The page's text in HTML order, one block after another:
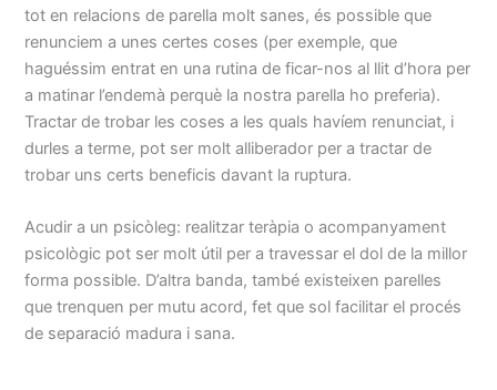
tot en relacions de parella molt sanes, és possible que
renunciem a unes certes coses (per exemple, que
haguéssim entrat en una rutina de ficar-nos al llit d’hora per
a matinar l’endemà perquè la nostra parella ho preferia).
Tractar de trobar les coses a les quals havíem renunciat, i
durles a terme, pot ser molt alliberador per a tractar de
trobar uns certs beneficis davant la ruptura.
Acudir a un psicòleg: realitzar teràpia o acompanyament
psicològic pot ser molt útil per a travessar el dol de la millor
forma possible. D’altra banda, també existeixen parelles
que trenquen per mutu acord, fet que sol facilitar el procés
de separació madura i sana.